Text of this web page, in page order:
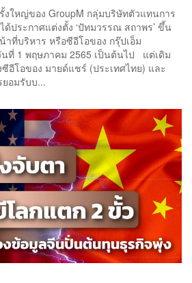
งใหญ่ของ GroupM กลุ่มบริษัทตัวแทนการ
ประกาศแต่งตั้ง ‘ปัทมวรรณ สถาพร’ ขึ้น
ที่บริหาร หรือซีอีโอของ กรุ๊ปเอ็ม
นที่ 1 พฤษภาคม 2565 เป็นต้นไป แต่เดิม
โอของ มายด์แชร์ (ประเทศไทย) และ
ยอมรับบ...